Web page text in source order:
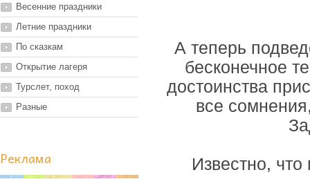
Весенние праздники
Летние праздники
По сказкам
Открытие лагеря
Турслет, поход
Разные
Реклама
А теперь
бесконечное
достоинства
все
Известно, что